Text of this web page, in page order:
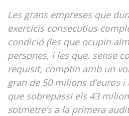
Les grans empreses que
exercicis consecutius
condició (les que ocupin
persones, i les que, sense
requisit, comptin amb un
gran de 50 milions d’euros
que sobrepassi els 43
sotmetre’s a la primera